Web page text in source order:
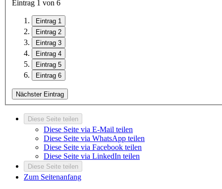
Eintrag 1 von 6
Eintrag 1
Eintrag 2
Eintrag 3
Eintrag 4
Eintrag 5
Eintrag 6
Nächster Eintrag
Diese Seite teilen
Diese Seite via E-Mail teilen
Diese Seite via WhatsApp teilen
Diese Seite via Facebook teilen
Diese Seite via LinkedIn teilen
Diese Seite teilen
Zum Seitenanfang